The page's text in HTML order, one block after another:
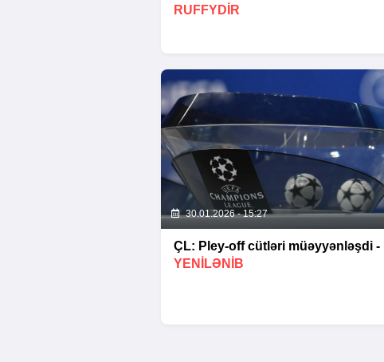
RUFFYDIR
30.01.2026 - 15:27
ÇL: Pley-off cütləri müəyyənləşdi -
YENİLƏNİB